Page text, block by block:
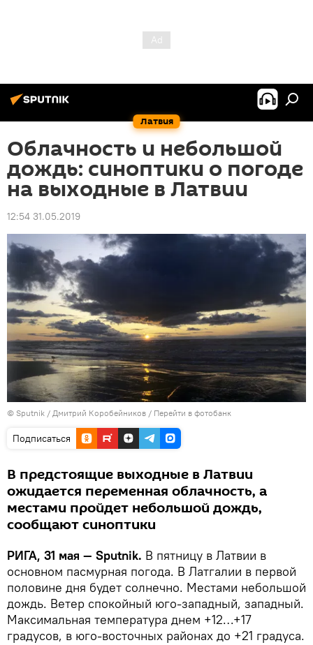
Латвия
Облачность и небольшой
дождь: синоптики о погоде
на выходные в Латвии
12:54 31.05.2019
© Sputnik / Дмитрий Коробейников / Перейти в фотобанк
Подписаться
В предстоящие выходные в Латвии
ожидается переменная облачность, а
местами пройдет небольшой дождь,
сообщают синоптики
РИГА, 31 мая — Sputnik. В пятницу в Латвии в
основном пасмурная погода. В Латгалии в первой
половине дня будет солнечно. Местами небольшой
дождь. Ветер спокойный юго-западный, западный.
Максимальная температура днем +12…+17
градусов, в юго-восточных районах до +21 градуса.